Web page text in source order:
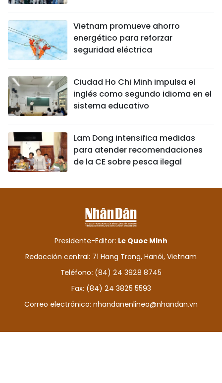
Vietnam promueve ahorro
energético para reforzar
seguridad eléctrica
Ciudad Ho Chi Minh impulsa el
inglés como segundo idioma en el
sistema educativo
Lam Dong intensifica medidas
para atender recomendaciones
de la CE sobre pesca ilegal
Presidente-Editor: Le Quoc Minh
Redacción central: 71 Hang Trong, Hanói, Vietnam
Teléfono: (84) 24 3928 8745
Fax: (84) 24 3825 5593
Correo electrónico: nhandanenlinea@nhandan.vn